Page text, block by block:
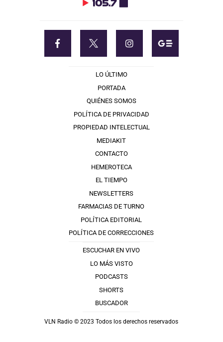
LO ÚLTIMO
PORTADA
QUIÉNES SOMOS
POLÍTICA DE PRIVACIDAD
PROPIEDAD INTELECTUAL
MEDIAKIT
CONTACTO
HEMEROTECA
EL TIEMPO
NEWSLETTERS
FARMACIAS DE TURNO
POLÍTICA EDITORIAL
POLÍTICA DE CORRECCIONES
ESCUCHAR EN VIVO
LO MÁS VISTO
PODCASTS
SHORTS
BUSCADOR
VLN Radio © 2023 Todos los derechos reservados